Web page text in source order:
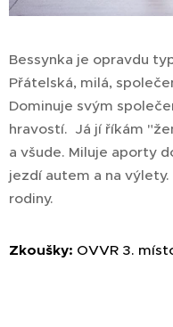
Bessynka je opravdu
Přátelská, milá,
Dominuje svým
hravostí. Já jí říkám
a všude. Miluje aporty
jezdí autem a na
rodiny.
Zkoušky: OVVR 3.